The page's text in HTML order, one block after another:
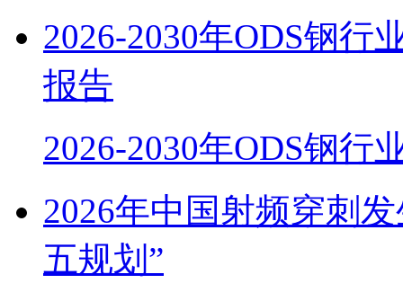
2026-2030年ODS钢行
报告
2026-2030年ODS钢行
2026年中国射频穿刺
五规划”